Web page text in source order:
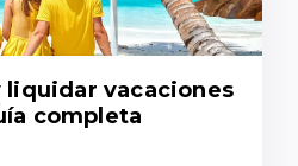
liquidar vacaciones
completa